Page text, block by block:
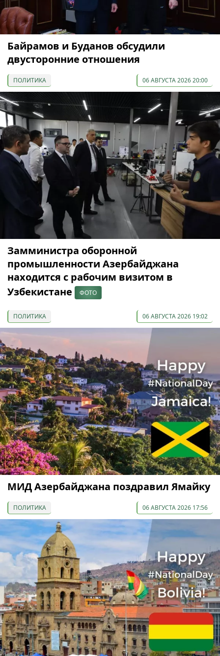
Байрамов и Буданов обсудили
двусторонние отношения
ПОЛИТИКА 06 АВГУСТА 2026 20:00
Замминистра оборонной
промышленности Азербайджана
находится с рабочим визитом в
Узбекистане
ФОТО
ПОЛИТИКА 06 АВГУСТА 2026 19:02
МИД Азербайджана поздравил Ямайку
ПОЛИТИКА 06 АВГУСТА 2026 17:56